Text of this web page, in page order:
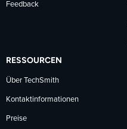
Feedback
RESSOURCEN
Über TechSmith
Kontaktinformationen
Preise